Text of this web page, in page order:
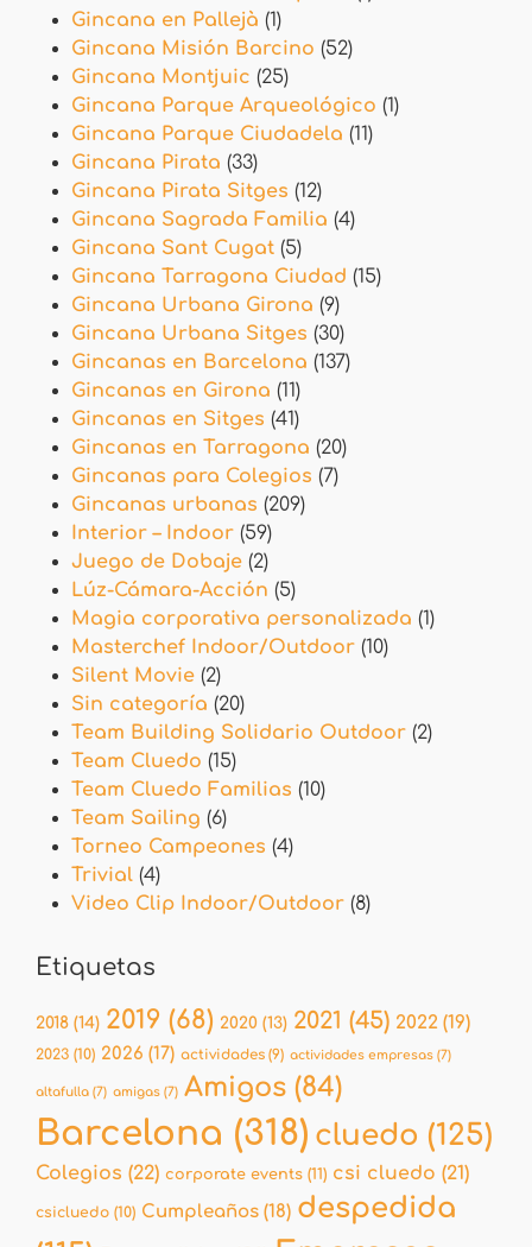
Gincana en Pallejà (1)
Gincana Misión Barcino (52)
Gincana Montjuic (25)
Gincana Parque Arqueológico (1)
Gincana Parque Ciudadela (11)
Gincana Pirata (33)
Gincana Pirata Sitges (12)
Gincana Sagrada Familia (4)
Gincana Sant Cugat (5)
Gincana Tarragona Ciudad (15)
Gincana Urbana Girona (9)
Gincana Urbana Sitges (30)
Gincanas en Barcelona (137)
Gincanas en Girona (11)
Gincanas en Sitges (41)
Gincanas en Tarragona (20)
Gincanas para Colegios (7)
Gincanas urbanas (209)
Interior – Indoor (59)
Juego de Dobaje (2)
Lúz-Cámara-Acción (5)
Magia corporativa personalizada (1)
Masterchef Indoor/Outdoor (10)
Silent Movie (2)
Sin categoría (20)
Team Building Solidario Outdoor (2)
Team Cluedo (15)
Team Cluedo Familias (10)
Team Sailing (6)
Torneo Campeones (4)
Trivial (4)
Video Clip Indoor/Outdoor (8)
Etiquetas
2018 (14) 2019 (68) 2020 (13) 2021 (45) 2022 (19)
2023 (10) 2026 (17) actividades (9) actividades empresas (7)
altafulla (7) amigas (7) Amigos (84)
Barcelona (318) cluedo (125)
Colegios (22) corporate events (11) csi cluedo (21)
csicluedo (10) Cumpleaños (18) despedida